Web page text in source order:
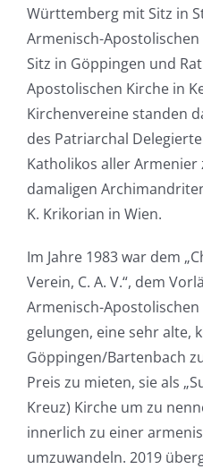
Württemberg mit Sitz in
Armenisch-
Sitz in Göppingen und
Apostolischen Kirche in
Kirchenvereine standen
des Patriarchal
Katholikos aller Armenier
damaligen
K. Krikorian in Wien.
Im Jahre 1983 war dem
Verein, C. A. V.“, dem
Armenisch-Apostolischen
gelungen, eine sehr alte,
Göppingen/Bartenbach
Preis zu mieten, sie als
Kreuz) Kirche um zu
innerlich zu einer
umzuwandeln. 2019